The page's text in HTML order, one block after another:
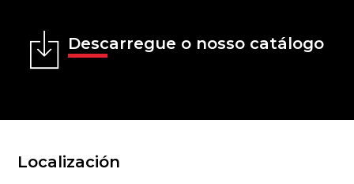
Descarregue o nosso catálogo
Localización